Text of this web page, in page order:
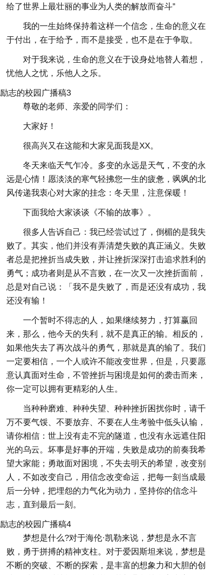
给了世界上最壮丽的事业为人类的解放而奋斗”
我的一生始终保持着这样一个信念，生命的意义在
于付出，在于给予，而不是接受，也不是在于争取。
对于我来说，生命的意义在于设身处地替人着想，
忧他人之忧，乐他人之乐。
励志的校园广播稿3
尊敬的老师、亲爱的同学们：
大家好！
很高兴又在这能和大家见面我是XX。
冬天来临天气乍冷。多变的永远是天气，不变的永
远是心情！愿淡淡的寒气轻拂您一生的疲惫，飒飒的北
风传递我衷心对大家的挂念：冬天里，注意保暖！
下面我给大家谈谈《不输的故事》。
很多人告诉自己：我已经尝试过了，倒楣的是我失
败了。其实，他们并没有弄清楚失败的真正涵义。失败
者总是把挫折当成失败，并让挫折深深打击追求胜利的
勇气；成功者则是从不言败，在一次又一次挫折面前，
总是对自己说：「我不是失败了，而是还没有成功，我
还没有输！
一个暂时不得志的人，如果继续努力，打算赢回
来，那么，他今天的失利，就不是真正的输。相反的，
如果他失去了再次战斗的勇气，那就是真的输了。我们
一定要相信，一个人或许不能改变世界，但是，只要愿
意认真面对生命，不管挫折与困境是如何的袭击而来，
你一定可以拥有更精彩的人生。
当种种磨难、种种失望、种种挫折困扰你时，请千
万不要气馁、不要放弃、不要在人生考验中低头认输，
请你相信：世上没有走不完的隧道，也没有永远遮住阳
光的乌云。坏事是好事的开端，失败是成功的前奏我希
望大家能；勇敢面对困境，不失去明天的希望，改变别
人，不如改变自己，用信念改变命运，把每一刻当成最
后一分钟，把埋怨的力气化为动力，坚持你的信念斗
志，直到最后一刻。
励志的校园广播稿4
梦想是什么?对于海伦·凯勒来说，梦想是永不言
败，勇于拼搏的精神支柱。对于爱因斯坦来说，梦想是
不断的突破、不断的探索，是丰富的想象力和大胆的创